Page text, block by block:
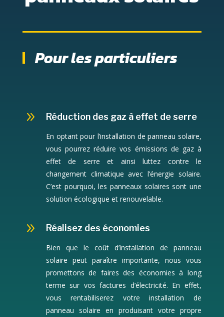
Pour les particuliers
9 Réduction des gaz à effet de serre
En optant pour l’installation de panneau solaire,
vous pourrez réduire vos émissions de gaz à
effet de serre et ainsi luttez contre le
changement climatique avec l’énergie solaire.
C’est pourquoi, les panneaux solaires sont une
solution écologique et renouvelable.
9 Réalisez des économies
Bien que le coût d’installation de panneau
solaire peut paraître importante, nous vous
promettons de faires des économies à long
terme sur vos factures d’électricité. En effet,
vous rentabiliserez votre installation de
panneau solaire en produisant votre propre